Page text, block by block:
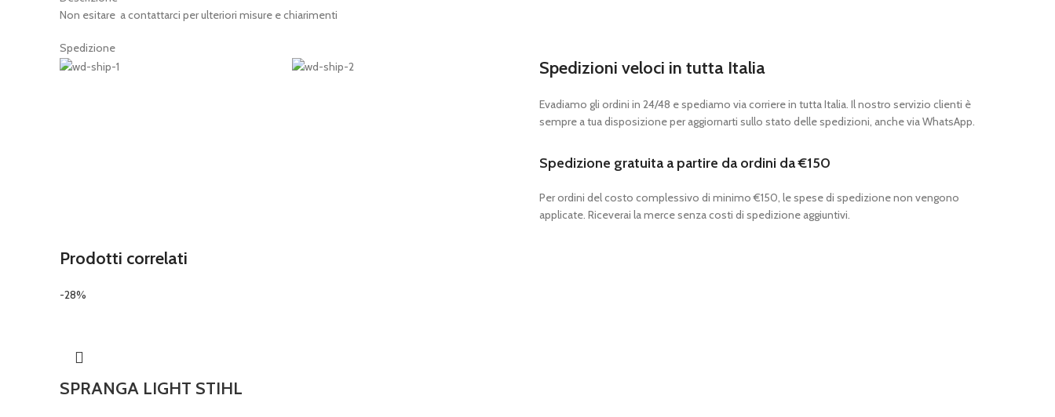
Non esitare a contattarci per ulteriori misure e chiarimenti
Spedizione
Spedizioni veloci in tutta Italia
Evadiamo gli ordini in 24/48 e spediamo via corriere in tutta Italia. Il nostro servizio clienti è
sempre a tua disposizione per aggiornarti sullo stato delle spedizioni, anche via WhatsApp.
Spedizione gratuita a partire da ordini da €150
Per ordini del costo complessivo di minimo €150, le spese di spedizione non vengono
applicate. Riceverai la merce senza costi di spedizione aggiuntivi.
Prodotti correlati
-28%
SPRANGA LIGHT STIHL